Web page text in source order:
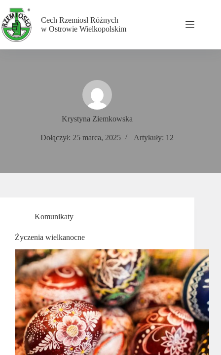
treści
Cech Rzemiosł Różnych
w Ostrowie Wielkopolskim
Krystyna Ziemkowska
Dołączył: 25 marca, 2025 Artykuły: 12
Komunikaty
Życzenia wielkanocne